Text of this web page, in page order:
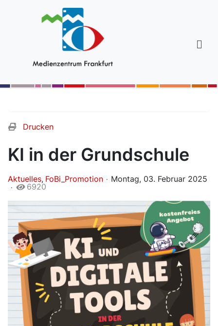
Drucken
KI in der Grundschule
Aktuelles FoBi_Promotion
Montag, 03. Februar 2025
6920